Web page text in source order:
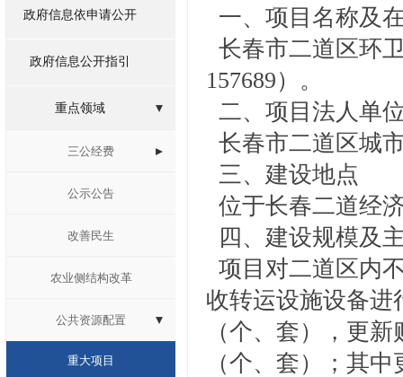
政府信息依申请公开
政府信息公开指引
重点领域
三公经费
公示公告
改善民生
农业侧结构改革
公共资源配置
重大项目
一、 项目名称及
长春市二道区环
157689）。
二、 项目法人单
长春市二道区城
三、 建设地点
位于长春二道经
四、建设规模及
项目对二道区内
收转运设施设备进
（个、套），更
（个、套）；其